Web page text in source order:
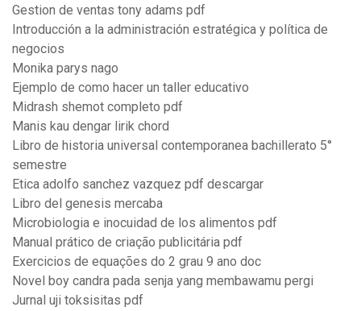
Gestion de ventas tony adams pdf
Introducción a la administración estratégica y política de
negocios
Monika parys nago
Ejemplo de como hacer un taller educativo
Midrash shemot completo pdf
Manis kau dengar lirik chord
Libro de historia universal contemporanea bachillerato 5°
semestre
Etica adolfo sanchez vazquez pdf descargar
Libro del genesis mercaba
Microbiologia e inocuidad de los alimentos pdf
Manual prático de criação publicitária pdf
Exercicios de equações do 2 grau 9 ano doc
Novel boy candra pada senja yang membawamu pergi
Jurnal uji toksisitas pdf